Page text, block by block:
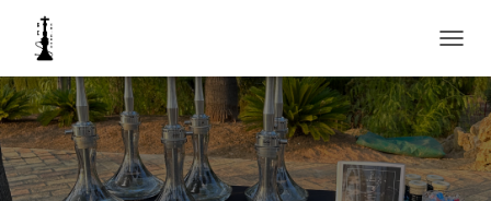
A
M
B
I
A
R